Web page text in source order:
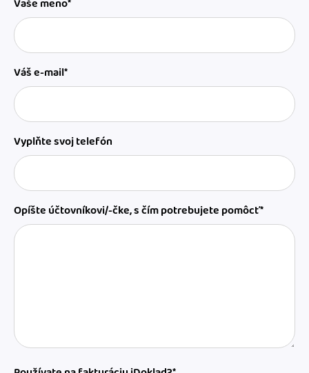
Vaše meno*
Váš e-mail*
Vyplňte svoj telefón
Opíšte účtovníkovi/-čke, s čím potrebujete pomôcť*